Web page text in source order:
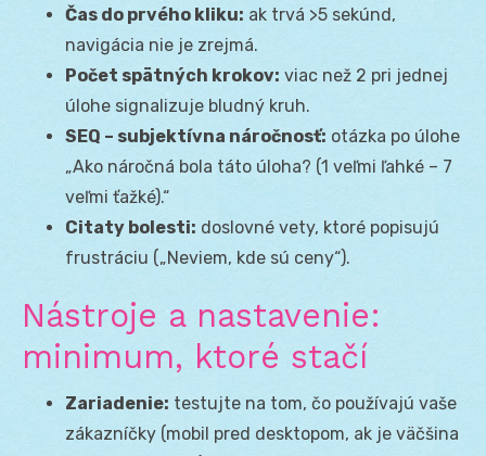
Čas do prvého kliku: ak trvá >5 sekúnd,
navigácia nie je zrejmá.
Počet spätných krokov: viac než 2 pri jednej
úlohe signalizuje bludný kruh.
SEQ – subjektívna náročnosť: otázka po úlohe
„Ako náročná bola táto úloha? (1 veľmi ľahké – 7
veľmi ťažké).“
Citaty bolesti: doslovné vety, ktoré popisujú
frustráciu („Neviem, kde sú ceny“).
Nástroje a nastavenie:
minimum, ktoré stačí
Zariadenie: testujte na tom, čo používajú vaše
zákazníčky (mobil pred desktopom, ak je väčšina